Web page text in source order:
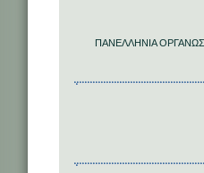
ΠΑΝΕΛΛΗΝΙΑ